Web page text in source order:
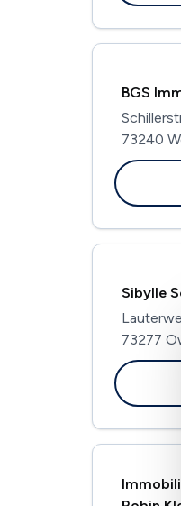
BGS
73240
Sibylle
73277